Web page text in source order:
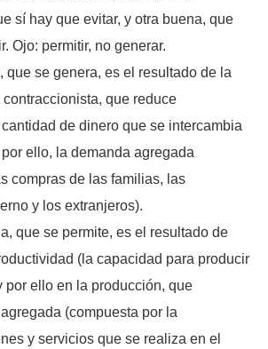
sí hay que evitar, y otra buena, que
Ojo: permitir, no generar.
que se genera, es el resultado de la
que reduce
de dinero que se intercambia
ello, la demanda agregada
compras de las familias, las
y los extranjeros).
que se permite, es el resultado de
(la capacidad para producir
por ello en la producción, que
(compuesta por la
y servicios que se realiza en el